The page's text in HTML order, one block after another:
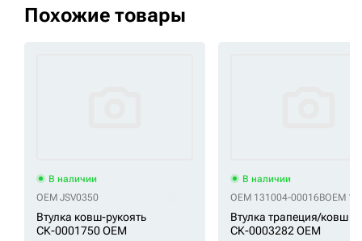
Похожие товары
В наличии
OEM JSV0350
Втулка ковш-рукоять
СК-0001750 OEM
В наличии
OEM 131004-00016BOEM
Втулка трапеция/ковш
СК-0003282 OEM